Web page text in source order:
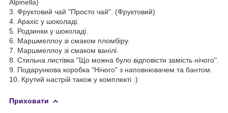
Alpinella)
3. Фруктовий чай "Просто чай". (Фруктовий)
4. Арахіс у шоколаді.
5. Родзинки у шоколаді.
6. Маршмеллоу зі смаком пломбіру.
7. Маршмеллоу зі смаком ванілі.
8. Стильна листівка "Що можна було відповісти замість нічого".
9. Подарункова коробка "Нічого" з наповнювачем та бантом.
10. Крутий настрій також у комплекті :)
Приховати